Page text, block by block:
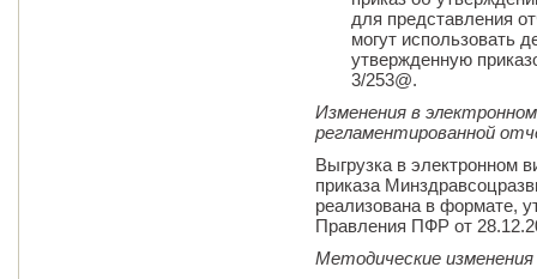
для представления
могут использовать
утвержденную
3/253@.
Изменения в
регламентированной
Выгрузка в
приказа
реализована в формате,
Правления ПФР от
Методические изменения